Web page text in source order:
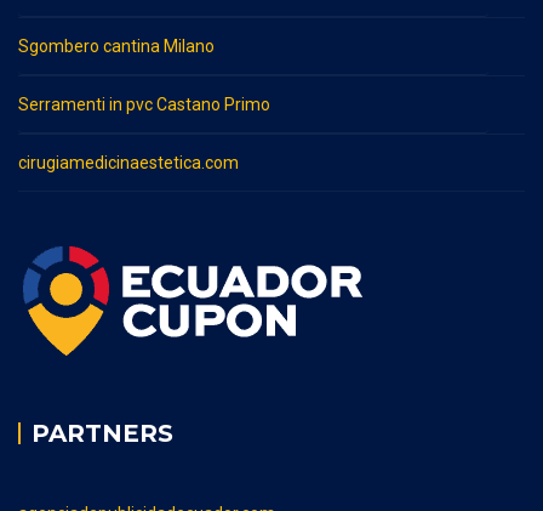
Sgombero cantina Milano
Serramenti in pvc Castano Primo
cirugiamedicinaestetica.com
PARTNERS